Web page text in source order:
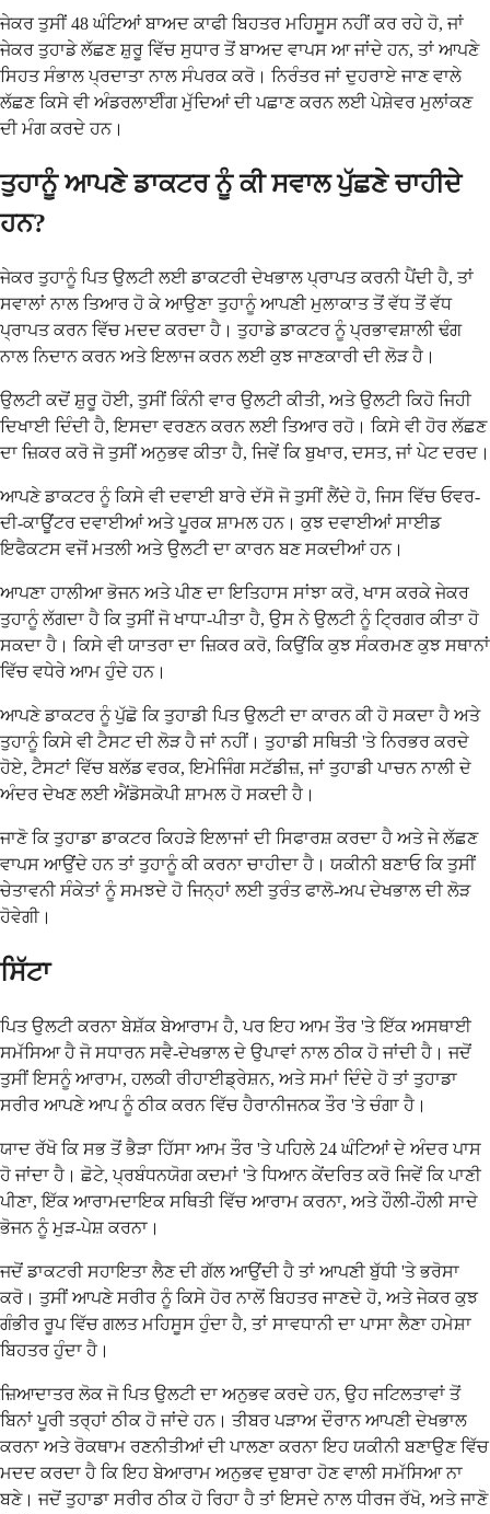
ਜੇਕਰ ਤੁਸੀਂ 48 ਘੰਟਿਆਂ ਬਾਅਦ ਕਾਫੀ ਬਿਹਤਰ ਮਹਿਸੂਸ ਨਹੀਂ ਕਰ ਰਹੇ ਹੋ, ਜਾਂ
ਜੇਕਰ ਤੁਹਾਡੇ ਲੱਛਣ ਸ਼ੁਰੂ ਵਿੱਚ ਸੁਧਾਰ ਤੋਂ ਬਾਅਦ ਵਾਪਸ ਆ ਜਾਂਦੇ ਹਨ, ਤਾਂ ਆਪਣੇ
ਸਿਹਤ ਸੰਭਾਲ ਪ੍ਰਦਾਤਾ ਨਾਲ ਸੰਪਰਕ ਕਰੋ। ਨਿਰੰਤਰ ਜਾਂ ਦੁਹਰਾਏ ਜਾਣ ਵਾਲੇ
ਲੱਛਣ ਕਿਸੇ ਵੀ ਅੰਡਰਲਾਈੰਗ ਮੁੱਦਿਆਂ ਦੀ ਪਛਾਣ ਕਰਨ ਲਈ ਪੇਸ਼ੇਵਰ ਮੁਲਾਂਕਣ
ਦੀ ਮੰਗ ਕਰਦੇ ਹਨ।
ਤੁਹਾਨੂੰ ਆਪਣੇ ਡਾਕਟਰ ਨੂੰ ਕੀ ਸਵਾਲ ਪੁੱਛਣੇ ਚਾਹੀਦੇ
ਹਨ?
ਜੇਕਰ ਤੁਹਾਨੂੰ ਪਿਤ ਉਲਟੀ ਲਈ ਡਾਕਟਰੀ ਦੇਖਭਾਲ ਪ੍ਰਾਪਤ ਕਰਨੀ ਪੈਂਦੀ ਹੈ, ਤਾਂ
ਸਵਾਲਾਂ ਨਾਲ ਤਿਆਰ ਹੋ ਕੇ ਆਉਣਾ ਤੁਹਾਨੂੰ ਆਪਣੀ ਮੁਲਾਕਾਤ ਤੋਂ ਵੱਧ ਤੋਂ ਵੱਧ
ਪ੍ਰਾਪਤ ਕਰਨ ਵਿੱਚ ਮਦਦ ਕਰਦਾ ਹੈ। ਤੁਹਾਡੇ ਡਾਕਟਰ ਨੂੰ ਪ੍ਰਭਾਵਸ਼ਾਲੀ ਢੰਗ
ਨਾਲ ਨਿਦਾਨ ਕਰਨ ਅਤੇ ਇਲਾਜ ਕਰਨ ਲਈ ਕੁਝ ਜਾਣਕਾਰੀ ਦੀ ਲੋੜ ਹੈ।
ਉਲਟੀ ਕਦੋਂ ਸ਼ੁਰੂ ਹੋਈ, ਤੁਸੀਂ ਕਿੰਨੀ ਵਾਰ ਉਲਟੀ ਕੀਤੀ, ਅਤੇ ਉਲਟੀ ਕਿਹੋ ਜਿਹੀ
ਦਿਖਾਈ ਦਿੰਦੀ ਹੈ, ਇਸਦਾ ਵਰਣਨ ਕਰਨ ਲਈ ਤਿਆਰ ਰਹੋ। ਕਿਸੇ ਵੀ ਹੋਰ ਲੱਛਣ
ਦਾ ਜ਼ਿਕਰ ਕਰੋ ਜੋ ਤੁਸੀਂ ਅਨੁਭਵ ਕੀਤਾ ਹੈ, ਜਿਵੇਂ ਕਿ ਬੁਖਾਰ, ਦਸਤ, ਜਾਂ ਪੇਟ ਦਰਦ।
ਆਪਣੇ ਡਾਕਟਰ ਨੂੰ ਕਿਸੇ ਵੀ ਦਵਾਈ ਬਾਰੇ ਦੱਸੋ ਜੋ ਤੁਸੀਂ ਲੈਂਦੇ ਹੋ, ਜਿਸ ਵਿੱਚ ਓਵਰ-
ਦੀ-ਕਾਊਂਟਰ ਦਵਾਈਆਂ ਅਤੇ ਪੂਰਕ ਸ਼ਾਮਲ ਹਨ। ਕੁਝ ਦਵਾਈਆਂ ਸਾਈਡ
ਇਫੈਕਟਸ ਵਜੋਂ ਮਤਲੀ ਅਤੇ ਉਲਟੀ ਦਾ ਕਾਰਨ ਬਣ ਸਕਦੀਆਂ ਹਨ।
ਆਪਣਾ ਹਾਲੀਆ ਭੋਜਨ ਅਤੇ ਪੀਣ ਦਾ ਇਤਿਹਾਸ ਸਾਂਝਾ ਕਰੋ, ਖਾਸ ਕਰਕੇ ਜੇਕਰ
ਤੁਹਾਨੂੰ ਲੱਗਦਾ ਹੈ ਕਿ ਤੁਸੀਂ ਜੋ ਖਾਧਾ-ਪੀਤਾ ਹੈ, ਉਸ ਨੇ ਉਲਟੀ ਨੂੰ ਟ੍ਰਿਗਰ ਕੀਤਾ ਹੋ
ਸਕਦਾ ਹੈ। ਕਿਸੇ ਵੀ ਯਾਤਰਾ ਦਾ ਜ਼ਿਕਰ ਕਰੋ, ਕਿਉਂਕਿ ਕੁਝ ਸੰਕਰਮਣ ਕੁਝ ਸਥਾਨਾਂ
ਵਿੱਚ ਵਧੇਰੇ ਆਮ ਹੁੰਦੇ ਹਨ।
ਆਪਣੇ ਡਾਕਟਰ ਨੂੰ ਪੁੱਛੋ ਕਿ ਤੁਹਾਡੀ ਪਿਤ ਉਲਟੀ ਦਾ ਕਾਰਨ ਕੀ ਹੋ ਸਕਦਾ ਹੈ ਅਤੇ
ਤੁਹਾਨੂੰ ਕਿਸੇ ਵੀ ਟੈਸਟ ਦੀ ਲੋੜ ਹੈ ਜਾਂ ਨਹੀਂ। ਤੁਹਾਡੀ ਸਥਿਤੀ 'ਤੇ ਨਿਰਭਰ ਕਰਦੇ
ਹੋਏ, ਟੈਸਟਾਂ ਵਿੱਚ ਬਲੱਡ ਵਰਕ, ਇਮੇਜਿੰਗ ਸਟੱਡੀਜ਼, ਜਾਂ ਤੁਹਾਡੀ ਪਾਚਨ ਨਾਲੀ ਦੇ
ਅੰਦਰ ਦੇਖਣ ਲਈ ਐਂਡੋਸਕੋਪੀ ਸ਼ਾਮਲ ਹੋ ਸਕਦੀ ਹੈ।
ਜਾਣੋ ਕਿ ਤੁਹਾਡਾ ਡਾਕਟਰ ਕਿਹੜੇ ਇਲਾਜਾਂ ਦੀ ਸਿਫਾਰਸ਼ ਕਰਦਾ ਹੈ ਅਤੇ ਜੇ ਲੱਛਣ
ਵਾਪਸ ਆਉਂਦੇ ਹਨ ਤਾਂ ਤੁਹਾਨੂੰ ਕੀ ਕਰਨਾ ਚਾਹੀਦਾ ਹੈ। ਯਕੀਨੀ ਬਣਾਓ ਕਿ ਤੁਸੀਂ
ਚੇਤਾਵਨੀ ਸੰਕੇਤਾਂ ਨੂੰ ਸਮਝਦੇ ਹੋ ਜਿਨ੍ਹਾਂ ਲਈ ਤੁਰੰਤ ਫਾਲੋ-ਅਪ ਦੇਖਭਾਲ ਦੀ ਲੋੜ
ਹੋਵੇਗੀ।
ਸਿੱਟਾ
ਪਿਤ ਉਲਟੀ ਕਰਨਾ ਬੇਸ਼ੱਕ ਬੇਆਰਾਮ ਹੈ, ਪਰ ਇਹ ਆਮ ਤੌਰ 'ਤੇ ਇੱਕ ਅਸਥਾਈ
ਸਮੱਸਿਆ ਹੈ ਜੋ ਸਧਾਰਨ ਸਵੈ-ਦੇਖਭਾਲ ਦੇ ਉਪਾਵਾਂ ਨਾਲ ਠੀਕ ਹੋ ਜਾਂਦੀ ਹੈ। ਜਦੋਂ
ਤੁਸੀਂ ਇਸਨੂੰ ਆਰਾਮ, ਹਲਕੀ ਰੀਹਾਈਡ੍ਰੇਸ਼ਨ, ਅਤੇ ਸਮਾਂ ਦਿੰਦੇ ਹੋ ਤਾਂ ਤੁਹਾਡਾ
ਸਰੀਰ ਆਪਣੇ ਆਪ ਨੂੰ ਠੀਕ ਕਰਨ ਵਿੱਚ ਹੈਰਾਨੀਜਨਕ ਤੌਰ 'ਤੇ ਚੰਗਾ ਹੈ।
ਯਾਦ ਰੱਖੋ ਕਿ ਸਭ ਤੋਂ ਭੈੜਾ ਹਿੱਸਾ ਆਮ ਤੌਰ 'ਤੇ ਪਹਿਲੇ 24 ਘੰਟਿਆਂ ਦੇ ਅੰਦਰ ਪਾਸ
ਹੋ ਜਾਂਦਾ ਹੈ। ਛੋਟੇ, ਪ੍ਰਬੰਧਨਯੋਗ ਕਦਮਾਂ 'ਤੇ ਧਿਆਨ ਕੇਂਦਰਿਤ ਕਰੋ ਜਿਵੇਂ ਕਿ ਪਾਣੀ
ਪੀਣਾ, ਇੱਕ ਆਰਾਮਦਾਇਕ ਸਥਿਤੀ ਵਿੱਚ ਆਰਾਮ ਕਰਨਾ, ਅਤੇ ਹੌਲੀ-ਹੌਲੀ ਸਾਦੇ
ਭੋਜਨ ਨੂੰ ਮੁੜ-ਪੇਸ਼ ਕਰਨਾ।
ਜਦੋਂ ਡਾਕਟਰੀ ਸਹਾਇਤਾ ਲੈਣ ਦੀ ਗੱਲ ਆਉਂਦੀ ਹੈ ਤਾਂ ਆਪਣੀ ਬੁੱਧੀ 'ਤੇ ਭਰੋਸਾ
ਕਰੋ। ਤੁਸੀਂ ਆਪਣੇ ਸਰੀਰ ਨੂੰ ਕਿਸੇ ਹੋਰ ਨਾਲੋਂ ਬਿਹਤਰ ਜਾਣਦੇ ਹੋ, ਅਤੇ ਜੇਕਰ ਕੁਝ
ਗੰਭੀਰ ਰੂਪ ਵਿੱਚ ਗਲਤ ਮਹਿਸੂਸ ਹੁੰਦਾ ਹੈ, ਤਾਂ ਸਾਵਧਾਨੀ ਦਾ ਪਾਸਾ ਲੈਣਾ ਹਮੇਸ਼ਾ
ਬਿਹਤਰ ਹੁੰਦਾ ਹੈ।
ਜ਼ਿਆਦਾਤਰ ਲੋਕ ਜੋ ਪਿਤ ਉਲਟੀ ਦਾ ਅਨੁਭਵ ਕਰਦੇ ਹਨ, ਉਹ ਜਟਿਲਤਾਵਾਂ ਤੋਂ
ਬਿਨਾਂ ਪੂਰੀ ਤਰ੍ਹਾਂ ਠੀਕ ਹੋ ਜਾਂਦੇ ਹਨ। ਤੀਬਰ ਪੜਾਅ ਦੌਰਾਨ ਆਪਣੀ ਦੇਖਭਾਲ
ਕਰਨਾ ਅਤੇ ਰੋਕਥਾਮ ਰਣਨੀਤੀਆਂ ਦੀ ਪਾਲਣਾ ਕਰਨਾ ਇਹ ਯਕੀਨੀ ਬਣਾਉਣ ਵਿੱਚ
ਮਦਦ ਕਰਦਾ ਹੈ ਕਿ ਇਹ ਬੇਆਰਾਮ ਅਨੁਭਵ ਦੁਬਾਰਾ ਹੋਣ ਵਾਲੀ ਸਮੱਸਿਆ ਨਾ
ਬਣੇ। ਜਦੋਂ ਤੁਹਾਡਾ ਸਰੀਰ ਠੀਕ ਹੋ ਰਿਹਾ ਹੈ ਤਾਂ ਇਸਦੇ ਨਾਲ ਧੀਰਜ ਰੱਖੋ, ਅਤੇ ਜਾਣੋ